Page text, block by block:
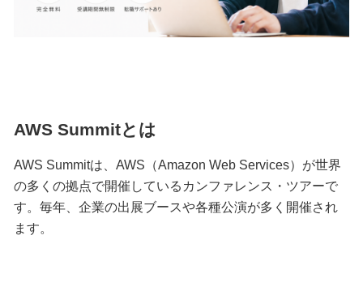
AWS Summitとは
AWS Summitは、AWS（Amazon Web Services）が世界
の多くの拠点で開催しているカンファレンス・ツアーで
す。毎年、企業の出展ブースや各種公演が多く開催され
ます。